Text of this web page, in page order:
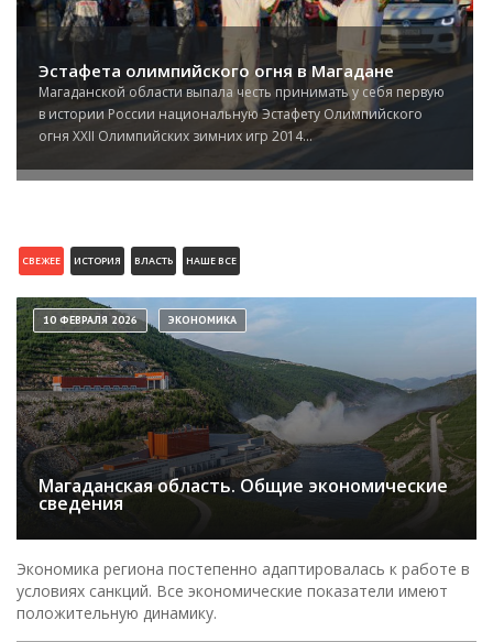
Эстафета олимпийского огня в Магадане
Магаданской области выпала честь принимать у себя первую
в истории России национальную Эстафету Олимпийского
огня XXII Олимпийских зимних игр 2014...
СВЕЖЕЕ ИСТОРИЯ ВЛАСТЬ НАШЕ ВСЕ
Магаданская область. Общие экономические
сведения
10 ФЕВРАЛЯ 2026 ЭКОНОМИКА
Экономика региона постепенно адаптировалась к работе в
условиях санкций. Все экономические показатели имеют
положительную динамику.